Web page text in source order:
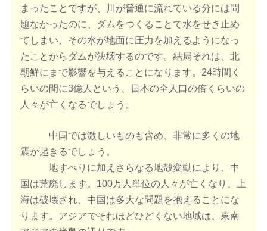
まったことですが、川が普通に流れている分には問
題なかったのに、ダムをつくることで水をせき止め
てしまい、その水が地面に圧力を加えるようになっ
たことからダムが決壊するのです。結局それは、北
朝鮮にまで影響を与えることになります。24時間く
らいの間に3億人という、日本の全人口の倍くらいの
人々が亡くなるでしょう。
中国では激しいものも含め、非常に多くの地
震が起きるでしょう。
地すべりに加えさらなる地殻変動により、中
国は荒廃します。100万人単位の人々が亡くなり、上
海は破壊され、中国は多大な問題を抱えることにな
ります。アジアでそれほどひどくない地域は、東南